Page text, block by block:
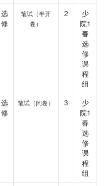
选
修
笔试（半开
卷）
2
少
院1
春
选
修
课
程
组
选
修
笔试（闭卷） 3
少
院1
春
选
修
课
程
组